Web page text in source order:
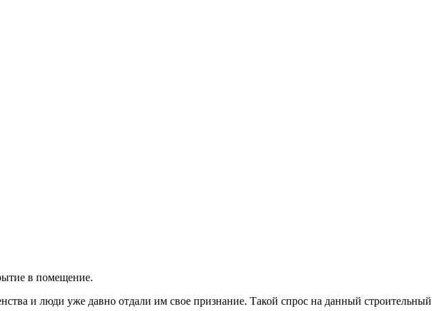
в помещение.
и люди уже давно отдали им свое признание. Такой спрос на данный строительный